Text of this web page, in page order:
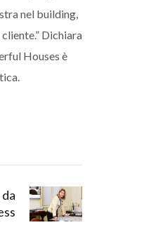
nel building,
Dichiara
Houses è